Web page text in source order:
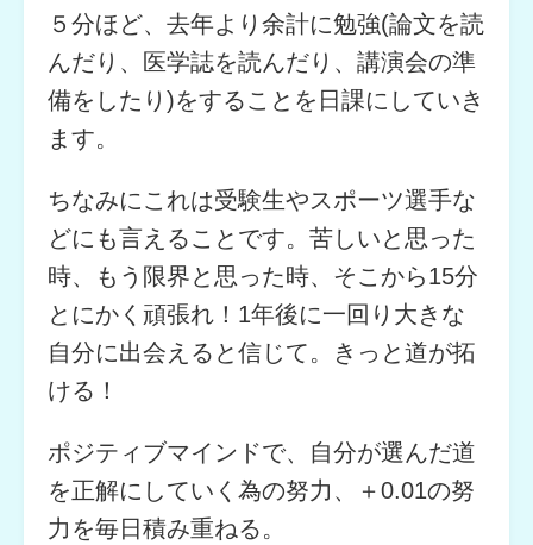
５分ほど、去年より余計に勉強(論文を読
んだり、医学誌を読んだり、講演会の準
備をしたり)をすることを日課にしていき
ます。
ちなみにこれは受験生やスポーツ選手な
どにも言えることです。苦しいと思った
時、もう限界と思った時、そこから15分
とにかく頑張れ！1年後に一回り大きな
自分に出会えると信じて。きっと道が拓
ける！
ポジティブマインドで、自分が選んだ道
を正解にしていく為の努力、＋0.01の努
力を毎日積み重ねる。